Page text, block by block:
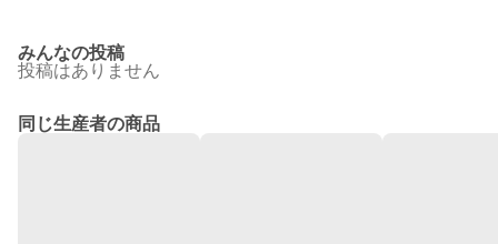
みんなの投稿
投稿はありません
同じ生産者の商品